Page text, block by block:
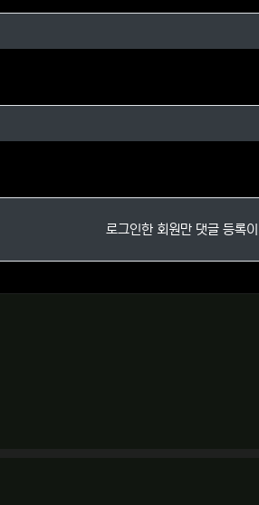
로그인한 회원만 댓글 등록